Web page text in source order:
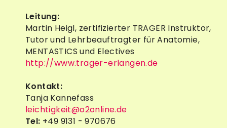
Leitung:
Martin Heigl, zertifizierter TRAGER Instruktor,
Tutor und Lehrbeauftragter für Anatomie,
MENTASTICS und Electives
http://www.trager-erlangen.de
Kontakt:
Tanja Kannefass
leichtigkeit@o2online.de
Tel: +49 9131 - 970676